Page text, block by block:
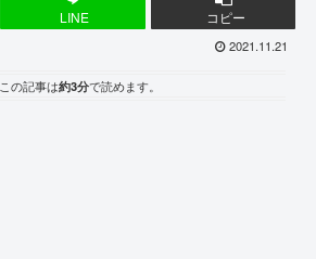
LINE コピー
2021.11.21
この記事は約3分で読めます。